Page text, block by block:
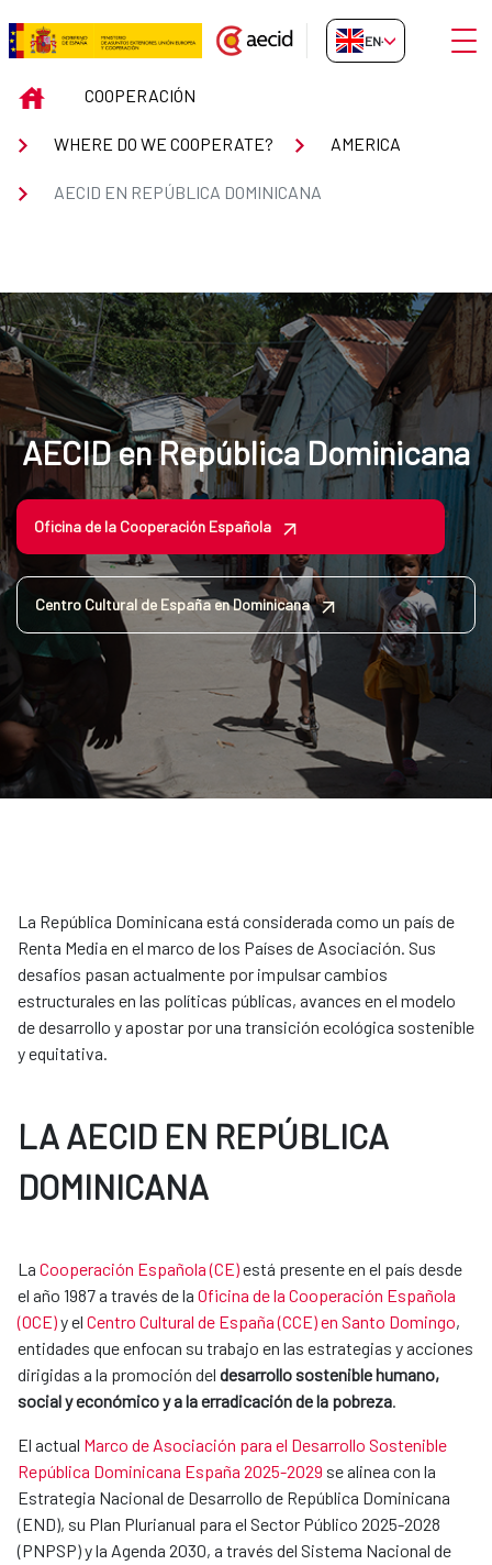
Skip to Main Content
AECID en República Dominicana
EN-GB
INICIOCOOPERACIÓN
WHERE DO WE COOPERATE? AMERICA
AECID EN REPÚBLICA DOMINICANA
AECID en República Dominicana
Oficina de la Cooperación Española
Centro Cultural de España en Dominicana
La República Dominicana está considerada como un país de
Renta Media en el marco de los Países de Asociación. Sus
desafíos pasan actualmente por impulsar cambios
estructurales en las políticas públicas, avances en el modelo
de desarrollo y apostar por una transición ecológica sostenible
y equitativa.
LA AECID EN REPÚBLICA
DOMINICANA
La Cooperación Española (CE)está presente en el país desde
el año 1987 a través de la Oficina de la Cooperación Española
(OCE)y el Centro Cultural de España (CCE) en Santo Domingo,
entidades que enfocan su trabajo en las estrategias y acciones
dirigidas a la promoción del desarrollo sostenible humano,
social y económico y a la erradicación de la pobreza.
El actual Marco de Asociación para el Desarrollo Sostenible
República Dominicana España 2025-2029 se alinea con la
Estrategia Nacional de Desarrollo de República Dominicana
(END), su Plan Plurianual para el Sector Público 2025-2028
(PNPSP) y la Agenda 2030, a través del Sistema Nacional de